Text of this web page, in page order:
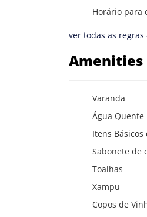
Horário para
ver todas as regras
Amenities
Varanda
Água Quente
Itens
Sabonete de
Toalhas
Xampu
Copos de